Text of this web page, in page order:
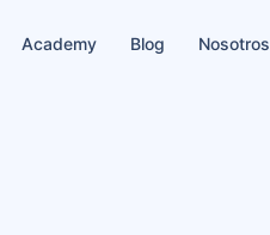
Academy Blog Nosotros